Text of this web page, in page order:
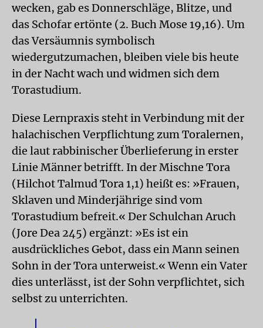
wecken, gab es Donnerschläge, Blitze, und
das Schofar ertönte (2. Buch Mose 19,16). Um
das Versäumnis symbolisch
wiedergutzumachen, bleiben viele bis heute
in der Nacht wach und widmen sich dem
Torastudium.
Diese Lernpraxis steht in Verbindung mit der
halachischen Verpflichtung zum Toralernen,
die laut rabbinischer Überlieferung in erster
Linie Männer betrifft. In der Mischne Tora
(Hilchot Talmud Tora 1,1) heißt es: »Frauen,
Sklaven und Minderjährige sind vom
Torastudium befreit.« Der Schulchan Aruch
(Jore Dea 245) ergänzt: »Es ist ein
ausdrückliches Gebot, dass ein Mann seinen
Sohn in der Tora unterweist.« Wenn ein Vater
dies unterlässt, ist der Sohn verpflichtet, sich
selbst zu unterrichten.